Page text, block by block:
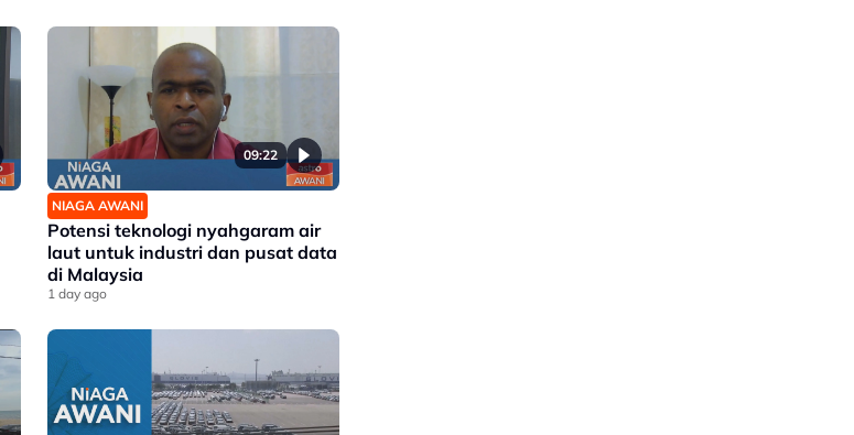
09:22
NIAGA AWANI
Potensi teknologi nyahgaram air
laut untuk industri dan pusat data
di Malaysia
1 day ago